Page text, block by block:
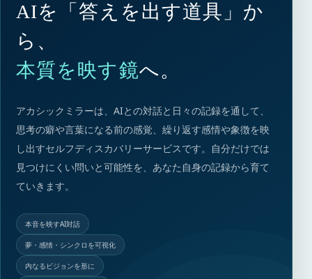
AIを「答えを出す道具」か
ら、
本質を映す鏡へ。
アカシックミラーは、AIとの対話と日々の記録を通して、
思考の癖や言葉になる前の感覚、繰り返す感情や象徴を映
し出すセルフディスカバリーサービスです。自分だけでは
見つけにくい問いと可能性を、あなた自身の記録から育て
ていきます。
本音を映すAI対話
夢・感情・シンクロを可視化
内なるビジョンを形に